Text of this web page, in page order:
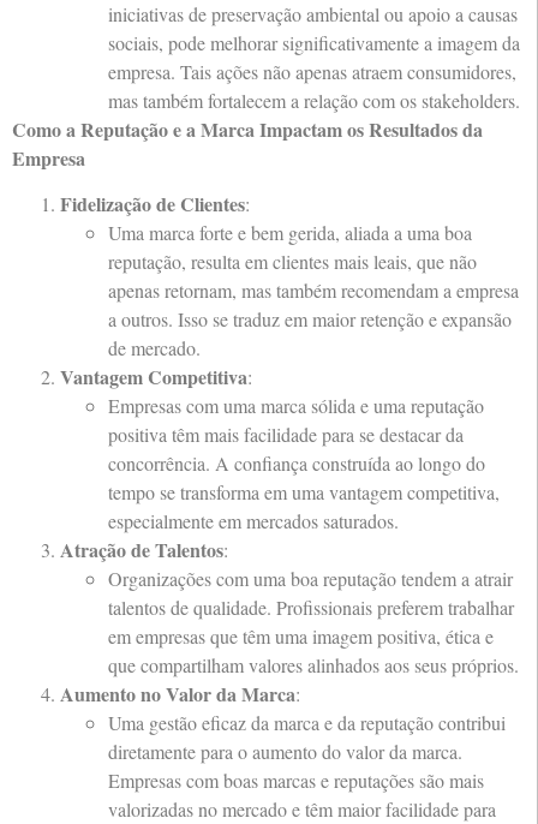
iniciativas de preservação ambiental ou apoio a causas
sociais, pode melhorar significativamente a imagem da
empresa. Tais ações não apenas atraem consumidores,
mas também fortalecem a relação com os stakeholders.
Como a Reputação e a Marca Impactam os Resultados da
Empresa
Fidelização de Clientes:
Uma marca forte e bem gerida, aliada a uma boa
reputação, resulta em clientes mais leais, que não
apenas retornam, mas também recomendam a empresa
a outros. Isso se traduz em maior retenção e expansão
de mercado.
Vantagem Competitiva:
Empresas com uma marca sólida e uma reputação
positiva têm mais facilidade para se destacar da
concorrência. A confiança construída ao longo do
tempo se transforma em uma vantagem competitiva,
especialmente em mercados saturados.
Atração de Talentos:
Organizações com uma boa reputação tendem a atrair
talentos de qualidade. Profissionais preferem trabalhar
em empresas que têm uma imagem positiva, ética e
que compartilham valores alinhados aos seus próprios.
Aumento no Valor da Marca:
Uma gestão eficaz da marca e da reputação contribui
diretamente para o aumento do valor da marca.
Empresas com boas marcas e reputações são mais
valorizadas no mercado e têm maior facilidade para